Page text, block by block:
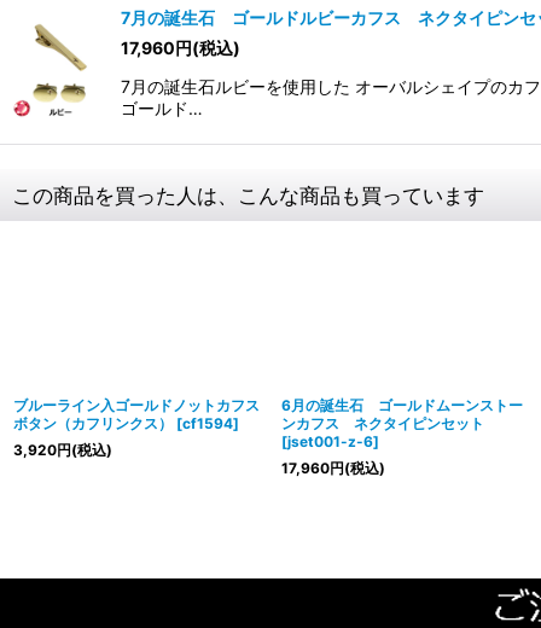
7月の誕生石 ゴールドルビーカフス ネクタイピンセ
17,960円(税込)
7月の誕生石ルビーを使用した オーバルシェイプのカ
ゴールド…
この商品を買った人は、こんな商品も買っています
ブルーライン入ゴールドノットカフス
ボタン（カフリンクス）
[cf1594]
3,920円(税込)
6月の誕生石 ゴールドムーンストー
ンカフス ネクタイピンセット
[jset001-z-6]
17,960円(税込)